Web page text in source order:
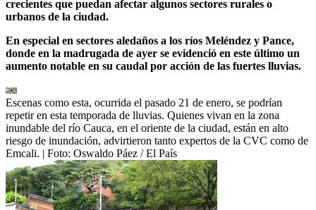
crecientes que puedan afectar algunos sectores rurales o
urbanos de la ciudad.
En especial en sectores aledaños a los ríos Meléndez y Pance,
donde en la madrugada de ayer se evidenció en este último un
aumento notable en su caudal por acción de las fuertes lluvias.
Escenas como esta, ocurrida el pasado 21 de enero, se podrían
repetir en esta temporada de lluvias. Quienes vivan en la zona
inundable del río Cauca, en el oriente de la ciudad, están en alto
riesgo de inundación, advirtieron tanto expertos de la CVC como de
Emcali. | Foto: Oswaldo Páez / El País